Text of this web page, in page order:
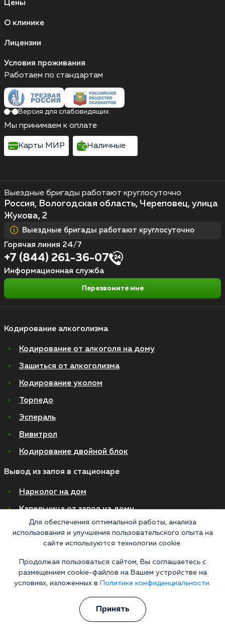
Цены
О клинике
Лицензии
Условия проживания
Кодирование алкоголизма
Кодирование от алкоголя на дому
Зашиться от алкоголизма
Кодирование уколом
Торпедо
Эспераль
Вивитрол
Кодирование двойной блок
Вывод из запоя в стационаре
Нарколог на дом
Капельница от запоя на дому
Капельница от запоя в стационаре
Капельница от похмелья
Детоксикация
Экстренное вытрезвление
Лечение алкоголизма в стационаре
Выездные бригады работают круглосуточно
Россия, Вологодская область, Череповец, улица
Жукова, 2
Выездные бригады работают круглосуточно
Горячая линия 24/7
+7 (844) 261-36-07
Информационная служба
Перезвоните мне
Работаем по стандартам
Версия для слабовидящих
Мы принимаем к оплате
Карты МИР Наличные
Для обеспечения оптимальной работы, анализа
использования и улучшения пользовательского опыта на
сайте используются технологии cookie.
Продолжая пользоваться сайтом, Вы соглашаетесь с
размещением cookie-файлов на Вашем устройстве на
условиях, изложенных в
Политике конфиденциальности.
Принять